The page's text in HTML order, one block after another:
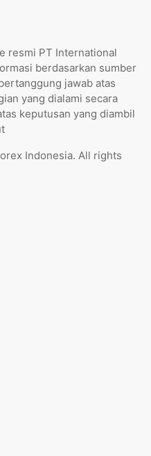
resmi PT International
berdasarkan sumber
jawab atas
yang dialami secara
keputusan yang diambil
Indonesia. All rights